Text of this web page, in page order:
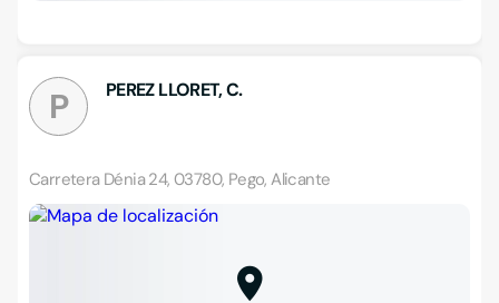
P PEREZ LLORET, C.
Carretera Dénia 24, 03780, Pego, Alicante